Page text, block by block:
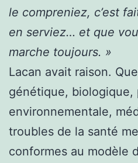
le compreniez, c’est
en serviez… et que
marche toujours. »
Lacan avait raison.
génétique, biologique,
environnementale,
troubles de la santé
conformes au modèle